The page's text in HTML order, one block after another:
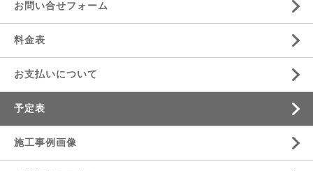
お問い合せフォーム
料金表
お支払いについて
予定表
施工事例画像